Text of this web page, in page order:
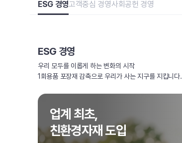
ESG 경영고객중심 경영사회공헌 경영
ESG 경영
우리 모두를 이롭게 하는 변화의 시작
1회용품 포장재 감축으로 우리가 사는 지구를 지킵니다.
업계 최초,
친환경자재 도입